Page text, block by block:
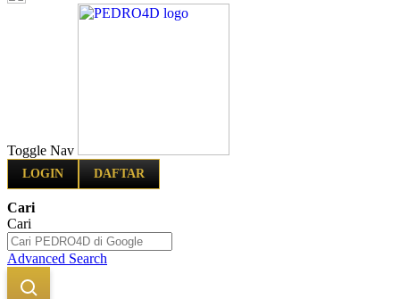
Toggle Nav
LOGIN DAFTAR
Cari
Cari
Advanced Search